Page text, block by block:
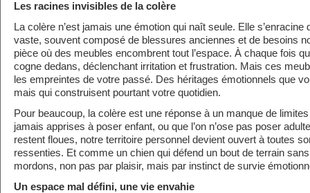
Les racines invisibles de la colère
La colère n’est jamais une émotion qui naît seule. Elle s’enracine
vaste, souvent composé de blessures anciennes et de besoins
pièce où des meubles encombrent tout l’espace. À chaque fois
cogne dedans, déclenchant irritation et frustration. Mais ces
les empreintes de votre passé. Des héritages émotionnels que
mais qui construisent pourtant votre quotidien.
Pour beaucoup, la colère est une réponse à un manque de limites
jamais apprises à poser enfant, ou que l’on n’ose pas poser
restent floues, notre territoire personnel devient ouvert à toutes
ressenties. Et comme un chien qui défend un bout de terrain
mordons, non pas par plaisir, mais par instinct de survie
Un espace mal défini, une vie envahie